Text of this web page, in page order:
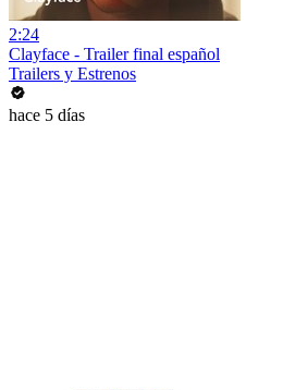
2:24
Clayface - Trailer final español
Trailers y Estrenos
hace 5 días